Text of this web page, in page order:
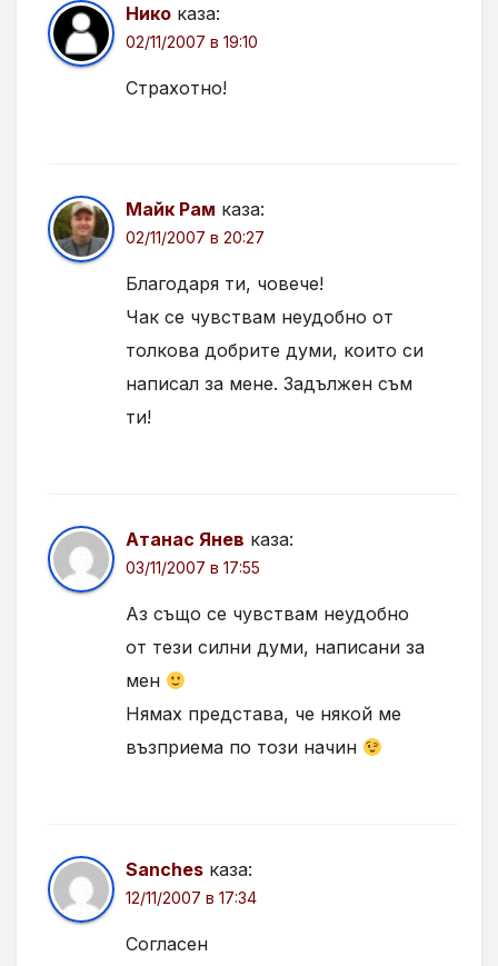
Нико каза:
02/11/2007 в 19:10
Страхотно!
Майк Рам каза:
02/11/2007 в 20:27
Благодаря ти, човече!
Чак се чувствам неудобно от
толкова добрите думи, които си
написал за мене. Задължен съм
ти!
Атанас Янев каза:
03/11/2007 в 17:55
Аз също се чувствам неудобно
от тези силни думи, написани за
мен
Нямах представа, че някой ме
възприема по този начин
Sanches каза:
12/11/2007 в 17:34
Согласен